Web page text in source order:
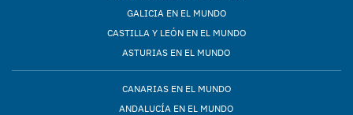
GALICIA EN EL MUNDO
CASTILLA Y LEÓN EN EL MUNDO
ASTURIAS EN EL MUNDO
CANARIAS EN EL MUNDO
ANDALUCÍA EN EL MUNDO